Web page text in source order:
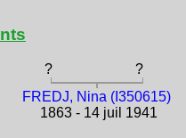
?
?
FREDJ, Nina (I350615)
1863 - 14 juil 1941